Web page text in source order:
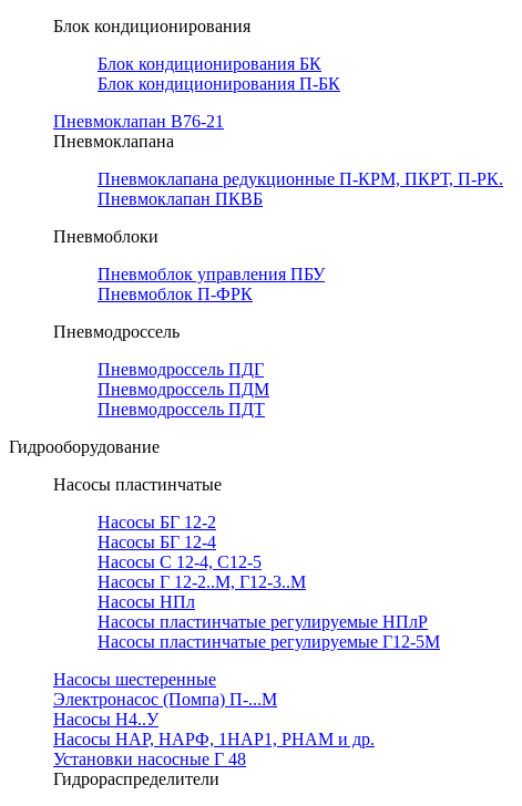
Блок кондиционирования
Блок кондиционирования БК
Блок кондиционирования П-БК
Пневмоклапан В76-21
Пневмоклапана
Пневмоклапана редукционные П-КРМ, ПКРТ, П-РК.
Пневмоклапан ПКВБ
Пневмоблоки
Пневмоблок управления ПБУ
Пневмоблок П-ФРК
Пневмодроссель
Пневмодроссель ПДГ
Пневмодроссель ПДМ
Пневмодроссель ПДТ
Гидрооборудование
Насосы пластинчатые
Насосы БГ 12-2
Насосы БГ 12-4
Насосы С 12-4, С12-5
Насосы Г 12-2..М, Г12-3..М
Насосы НПл
Насосы пластинчатые регулируемые НПлР
Насосы пластинчатые регулируемые Г12-5М
Насосы шестеренные
Электронасос (Помпа) П-...М
Насосы Н4..У
Насосы НАР, НАРФ, 1НАР1, РНАМ и др.
Установки насосные Г 48
Гидрораспределители